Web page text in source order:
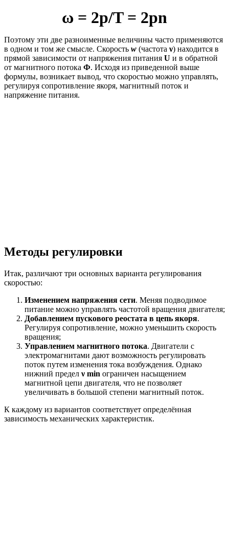
ω = 2p/T = 2pn
Поэтому эти две разноименные величины часто применяются
в одном и том же смысле. Скорость w (частота ν) находится в
прямой зависимости от напряжения питания U и в обратной
от магнитного потока Ф. Исходя из приведенной выше
формулы, возникает вывод, что скоростью можно управлять,
регулируя сопротивление якоря, магнитный поток и
напряжение питания.
Методы регулировки
Итак, различают три основных варианта регулирования
скоростью:
Изменением напряжения сети. Меняя подводимое
питание можно управлять частотой вращения двигателя;
Добавлением пускового реостата в цепь якоря.
Регулируя сопротивление, можно уменьшить скорость
вращения;
Управлением магнитного потока. Двигатели с
электромагнитами дают возможность регулировать
поток путем изменения тока возбуждения. Однако
нижний предел ν min ограничен насыщением
магнитной цепи двигателя, что не позволяет
увеличивать в большой степени магнитный поток.
К каждому из вариантов соответствует определённая
зависимость механических характеристик.